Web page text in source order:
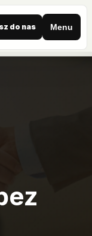
do nas Menu